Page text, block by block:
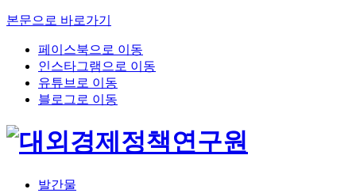
본문으로 바로가기
페이스북으로 이동
인스타그램으로 이동
유튜브로 이동
블로그로 이동
발간물